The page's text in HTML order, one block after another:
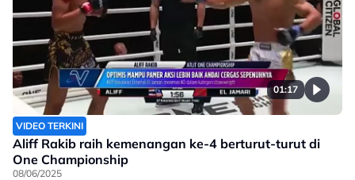
01:17
VIDEO TERKINI
Aliff Rakib raih kemenangan ke-4 berturut-turut di
One Championship
08/06/2025